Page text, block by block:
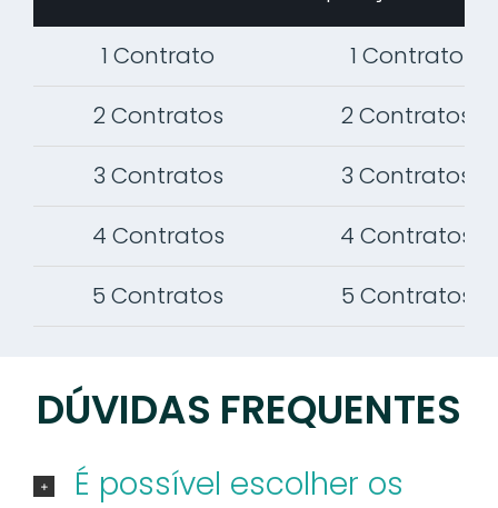
1 Contrato
1 Contrato
2 Contratos
2 Contratos
3 Contratos
3 Contratos
4 Contratos
4 Contratos
5 Contratos
5 Contratos
DÚVIDAS FREQUENTES
É possível escolher os